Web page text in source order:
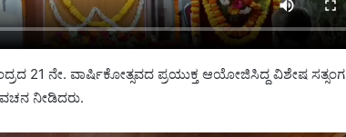
21 ನೇ. ವಾರ್ಷಿಕೋತ್ಸವದ ಪ್ರಯುಕ್ತ ಆಯೋಜಿಸಿದ್ದ ವಿಶೇಷ ಸತ್ಸಂಗ
ನೀಡಿದರು.